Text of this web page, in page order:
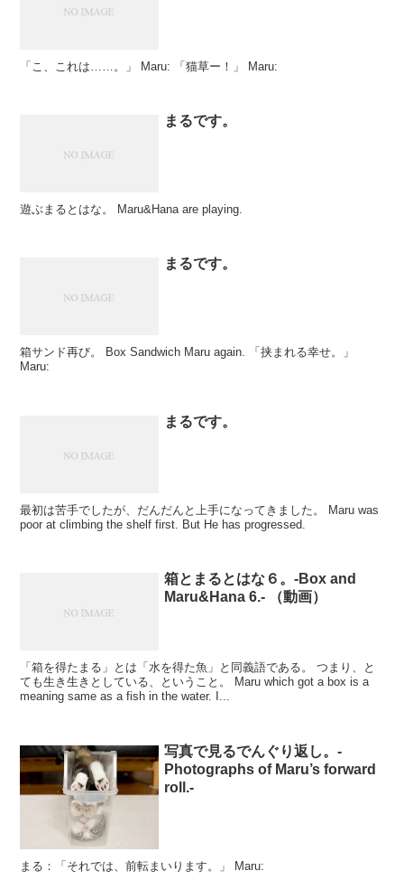
「こ、これは……。」 Maru: 「猫草ー！」 Maru:
まるです。
遊ぶまるとはな。 Maru&Hana are playing.
まるです。
箱サンド再び。 Box Sandwich Maru again. 「挟まれる幸せ。」
Maru:
まるです。
最初は苦手でしたが、だんだんと上手になってきました。 Maru was
poor at climbing the shelf first. But He has progressed.
箱とまるとはな６。-Box and
Maru&Hana 6.- （動画）
「箱を得たまる」とは「水を得た魚」と同義語である。 つまり、と
ても生き生きとしている、ということ。 Maru which got a box is a
meaning same as a fish in the water. I...
写真で見るでんぐり返し。-
Photographs of Maru’s forward
roll.-
まる：「それでは、前転まいります。」 Maru: